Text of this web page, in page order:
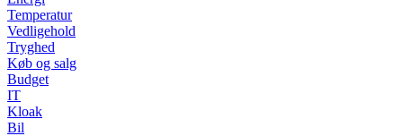
Temperatur
Vedligehold
Tryghed
Køb og salg
Budget
IT
Kloak
Bil